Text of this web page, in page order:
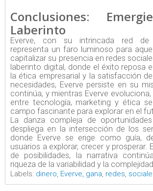
Conclusiones:
Laberinto
Everve, con su intrincada red de
representa un faro luminoso para
capitalizar su presencia en redes
laberinto digital, donde el éxito reposa
la ética empresarial y la satisfacción
necesidades, Everve persiste en su
continúa, y mientras Everve
entre tecnología, marketing y ética
campo fascinante para explorar en el
La danza compleja de
despliega en la intersección de los
donde Everve se erige como guía,
usuarios a explorar, crecer y prosperar.
de posibilidades, la narrativa
riqueza de la variabilidad y la complejidad.
Labels: dinero, Everve, gana, redes,